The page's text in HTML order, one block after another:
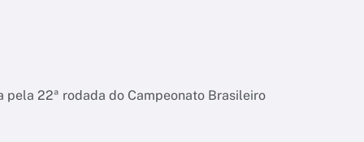
22ª rodada do Campeonato Brasileiro